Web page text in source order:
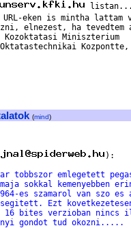
URL-eken is mintha lattam
elnezest, ha tevedtem
Kozoktatasi Miniszterium
(mind)
):
tobbszor emlegetett
sokkal kemenyebben
es szamarol van szo es
segitett. Ezt
16 bites verzioban nincs
gondot tud okozni.....